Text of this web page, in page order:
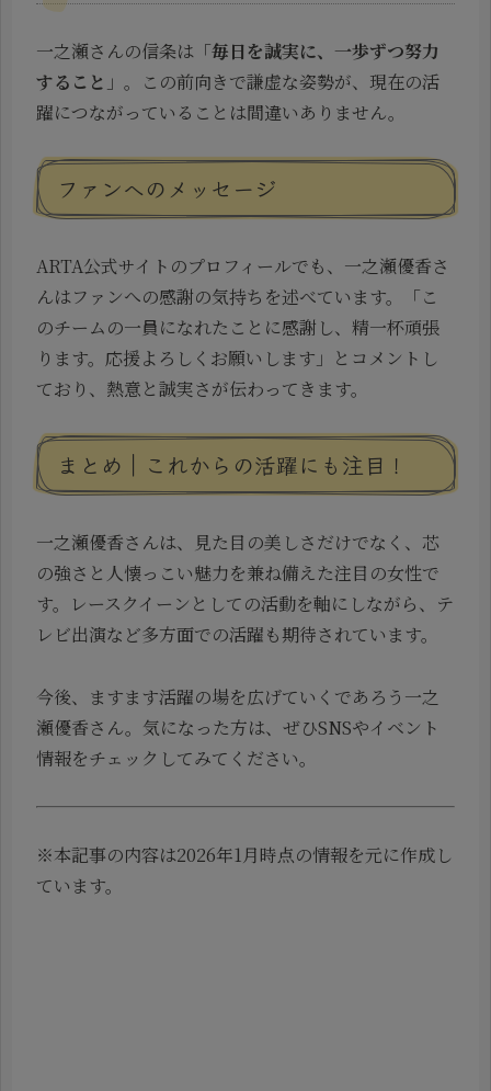
一之瀬さんの信条は「毎日を誠実に、一歩ずつ努力
すること 」。この前向きで謙虚な姿勢が、現在の活
躍につながっていることは間違いありません。
ファンへのメッセージ
ARTA公式サイトのプロフィールでも、一之瀬優香さ
んはファンへの感謝の気持ちを述べています。「こ
のチームの一員になれたことに感謝し、精一杯頑張
ります。応援よろしくお願いします」とコメントし
ており、熱意と誠実さが伝わってきます。
まとめ｜これからの活躍にも注目！
一之瀬優香さんは、見た目の美しさだけでなく、芯
の強さと人懐っこい魅力を兼ね備えた注目の女性で
す。レースクイーンとしての活動を軸にしながら、テ
レビ出演など多方面での活躍も期待されています。
今後、ますます活躍の場を広げていくであろう一之
瀬優香さん。気になった方は、ぜひSNSやイベント
情報をチェックしてみてください。
※本記事の内容は2026年1月時点の情報を元に作成し
ています。